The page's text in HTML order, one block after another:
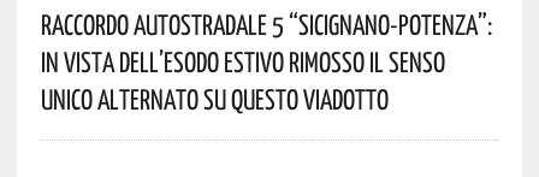
Raccordo Autostradale 5 “Sicignano-Potenza”:
In Vista Dell’esodo Estivo Rimosso Il Senso
Unico Alternato Su Questo Viadotto